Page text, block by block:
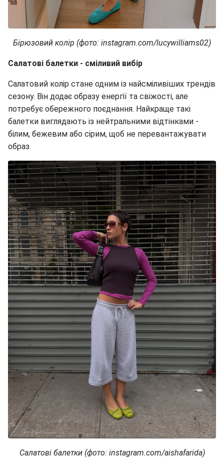
Бірюзовий колір (фото: instagram.com/lucywilliams02)
Салатові балетки - сміливий вибір
Салатовий колір стане одним із найсміливіших трендів
сезону. Він додає образу енергії та свіжості, але
потребує обережного поєднання. Найкраще такі
балетки виглядають із нейтральними відтінками -
білим, бежевим або сірим, щоб не перевантажувати
образ.
Салатові балетки (фото: instagram.com/aishafarida)